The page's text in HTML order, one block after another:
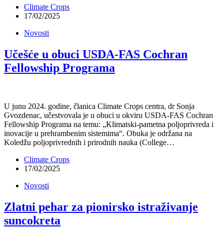
Climate Crops
17/02/2025
Novosti
Učešće u obuci USDA-FAS Cochran
Fellowship Programa
U junu 2024. godine, članica Climate Crops centra, dr Sonja
Gvozdenac, učestvovala je u obuci u okviru USDA-FAS Cochran
Fellowship Programa na temu: „Klimatski-pametna poljoprivreda i
inovacije u prehrambenim sistemima“. Obuka je održana na
Koledžu poljoprivrednih i prirodnih nauka (College…
Climate Crops
17/02/2025
Novosti
Zlatni pehar za pionirsko istraživanje
suncokreta